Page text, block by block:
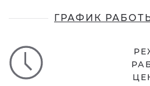
ГРАФИК